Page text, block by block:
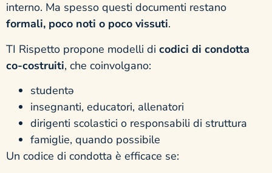
interno. Ma spesso questi documenti restano
formali, poco noti o poco vissuti.
TI Rispetto propone modelli di codici di condotta
co-costruiti, che coinvolgano:
studentə
insegnanti, educatori, allenatori
dirigenti scolastici o responsabili di struttura
famiglie, quando possibile
Un codice di condotta è efficace se: